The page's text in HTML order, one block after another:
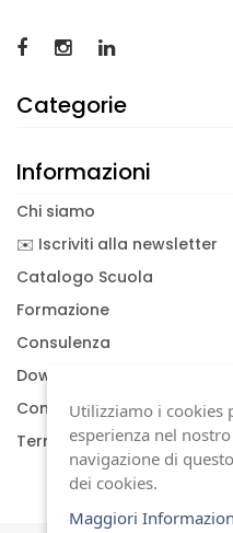
Categorie
Informazioni
Chi siamo
✉️ Iscriviti alla newsletter
Catalogo Scuola
Formazione
Consulenza
Download documenti
Condizioni generali
Termini di garanzia
Utilizziamo i cookies
esperienza nel
navigazione di
dei cookies.
Maggiori